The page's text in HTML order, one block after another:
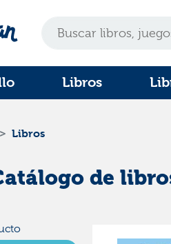
Libros
Libros
de